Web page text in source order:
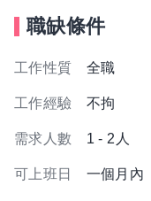
職缺條件
工作性質 全職
工作經驗 不拘
需求人數 1 - 2人
可上班日 一個月內